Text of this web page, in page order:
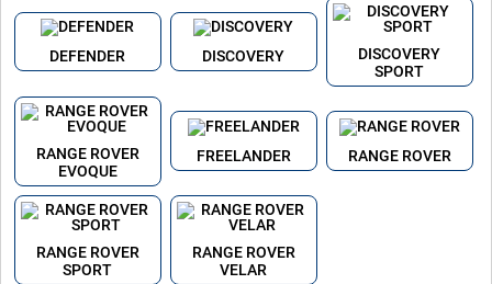
DEFENDER DISCOVERY
DISCOVERY
SPORT
RANGE ROVER
EVOQUE
FREELANDER RANGE ROVER
RANGE ROVER
SPORT
RANGE ROVER
VELAR